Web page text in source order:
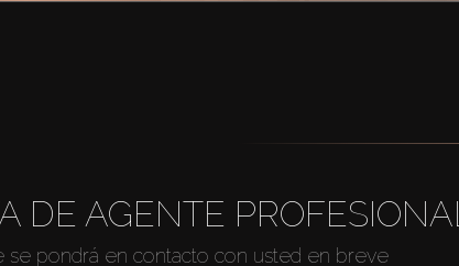
DE AGENTE PROFESIONAL
pondrá en contacto con usted en breve